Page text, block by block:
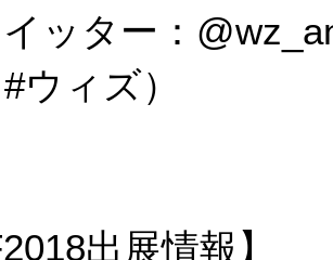
ッター：
ウィズ）
出展情報】